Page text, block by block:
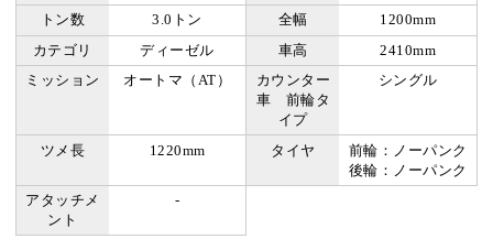
トン数
3.0トン 全幅
1200mm
カテゴリ
ディーゼル 車高
2410mm
ミッション
オートマ（AT）
カウンター
車 前輪タ
イプ
シングル
ツメ長 1220mm タイヤ
前輪：ノーパンク
後輪：ノーパンク
アタッチメ
ント
-